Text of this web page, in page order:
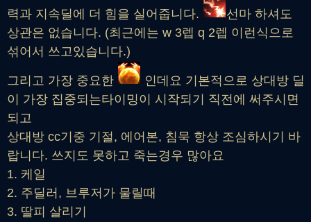
력과 지속딜에 더 힘을 실어줍니다.
선마 하셔도
상관은 없습니다. (최근에는 w 3렙 q 2렙 이런식으로
섞어서 쓰고있습니다.)
그리고 가장 중요한
인데요 기본적으로 상대방 딜
이 가장 집중되는타이밍이 시작되기 직전에 써주시면
되고
상대방 cc기중 기절, 에어본, 침묵 항상 조심하시기 바
랍니다. 쓰지도 못하고 죽는경우 많아요
1. 케일
2. 주딜러, 브루저가 물릴때
3. 딸피 살리기